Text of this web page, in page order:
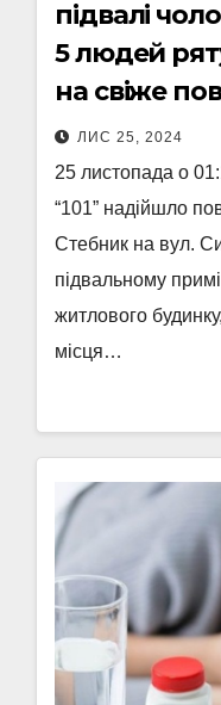
підвалі
5 людей
на свіже
ЛИС 25, 2024
25 листопада о
“101” надійшло
Стебник на вул.
підвальному
житлового
місця…